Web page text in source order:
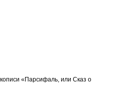
«Парсифаль, или Сказ о